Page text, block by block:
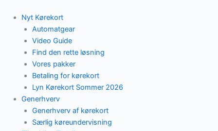
content
Nyt Kørekort
Automatgear
Video Guide
Find den rette løsning
Vores pakker
Betaling for kørekort
Lyn Kørekort Sommer 2026
Generhverv
Generhverv af kørekort
Særlig køreundervisning